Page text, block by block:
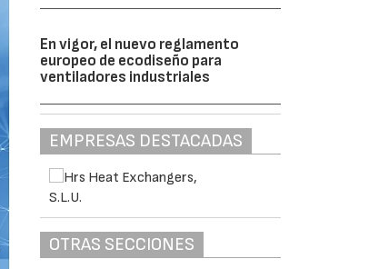
En vigor, el nuevo reglamento
europeo de ecodiseño para
ventiladores industriales
EMPRESAS DESTACADAS
OTRAS SECCIONES